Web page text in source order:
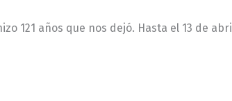
121 años que nos dejó. Hasta el 13 de